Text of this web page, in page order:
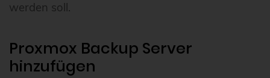
werden soll.
Proxmox Backup Server
hinzufügen